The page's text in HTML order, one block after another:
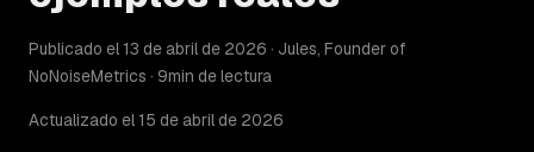
Publicado el 13 de abril de 2026 · Jules, Founder of
NoNoiseMetrics · 9min de lectura
Actualizado el 15 de abril de 2026